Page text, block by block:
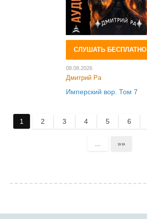
СЛУШАТЬ БЕСПЛАТНО
08.08.2026
Дмитрий Ра
Имперский вор. Том 7
1 2 3 4 5 6
»»